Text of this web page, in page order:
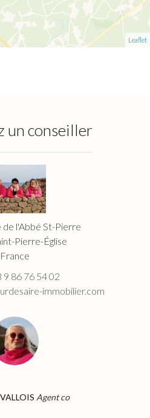
Leaflet
un conseiller
de l'Abbé St-Pierre
Pierre-Église
France
9 86 76 54 02
immobilier.com
Agent co